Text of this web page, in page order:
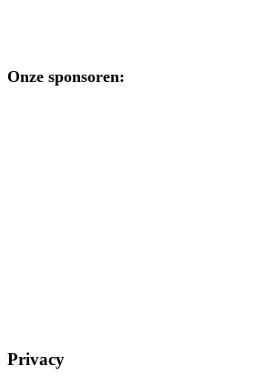
Onze sponsoren:
Privacy